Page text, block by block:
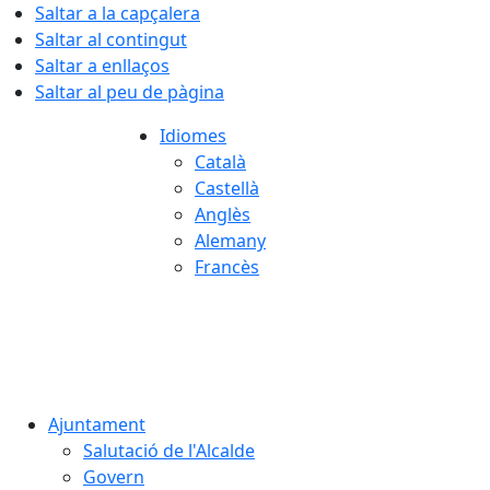
Saltar a la capçalera
Saltar al contingut
Saltar a enllaços
Saltar al peu de pàgina
Idiomes
Català
Castellà
Anglès
Alemany
Francès
Ajuntament
Salutació de l'Alcalde
Govern